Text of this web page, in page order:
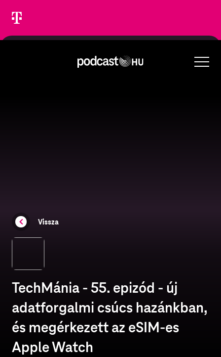
Vissza
TechMánia - 55. epizód - új
adatforgalmi csúcs hazánkban,
és megérkezett az eSIM-es
Apple Watch